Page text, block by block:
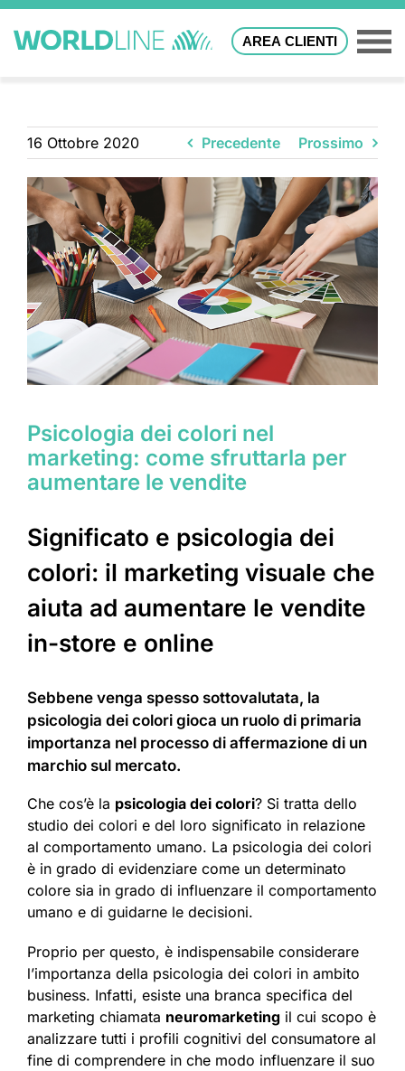
AREA CLIENTI
16 Ottobre 2020 Precedente Prossimo
Psicologia dei colori nel
marketing: come sfruttarla per
aumentare le vendite
Significato e psicologia dei
colori: il marketing visuale che
aiuta ad aumentare le vendite
in-store e online
Sebbene venga spesso sottovalutata, la
psicologia dei colori gioca un ruolo di primaria
importanza nel processo di affermazione di un
marchio sul mercato.
Che cos’è la psicologia dei colori? Si tratta dello
studio dei colori e del loro significato in relazione
al comportamento umano. La psicologia dei colori
è in grado di evidenziare come un determinato
colore sia in grado di influenzare il comportamento
umano e di guidarne le decisioni.
Proprio per questo, è indispensabile considerare
l’importanza della psicologia dei colori in ambito
business. Infatti, esiste una branca specifica del
marketing chiamata neuromarketing il cui scopo è
analizzare tutti i profili cognitivi del consumatore al
fine di comprendere in che modo influenzare il suo